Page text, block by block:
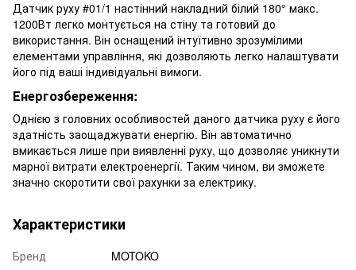
Датчик руху #01/1 настінний накладний білий 180° макс.
1200Вт легко монтується на стіну та готовий до
використання. Він оснащений інтуїтивно зрозумілими
елементами управління, які дозволяють легко налаштувати
його під ваші індивідуальні вимоги.
Енергозбереження:
Однією з головних особливостей даного датчика руху є його
здатність заощаджувати енергію. Він автоматично
вмикається лише при виявленні руху, що дозволяє уникнути
марної витрати електроенергії. Таким чином, ви зможете
значно скоротити свої рахунки за електрику.
Характеристики
Бренд
MOTOKO